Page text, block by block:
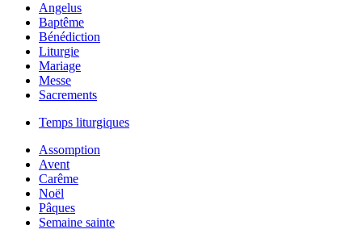
Angelus
Baptême
Bénédiction
Liturgie
Mariage
Messe
Sacrements
Temps liturgiques
Assomption
Avent
Carême
Noël
Pâques
Semaine sainte